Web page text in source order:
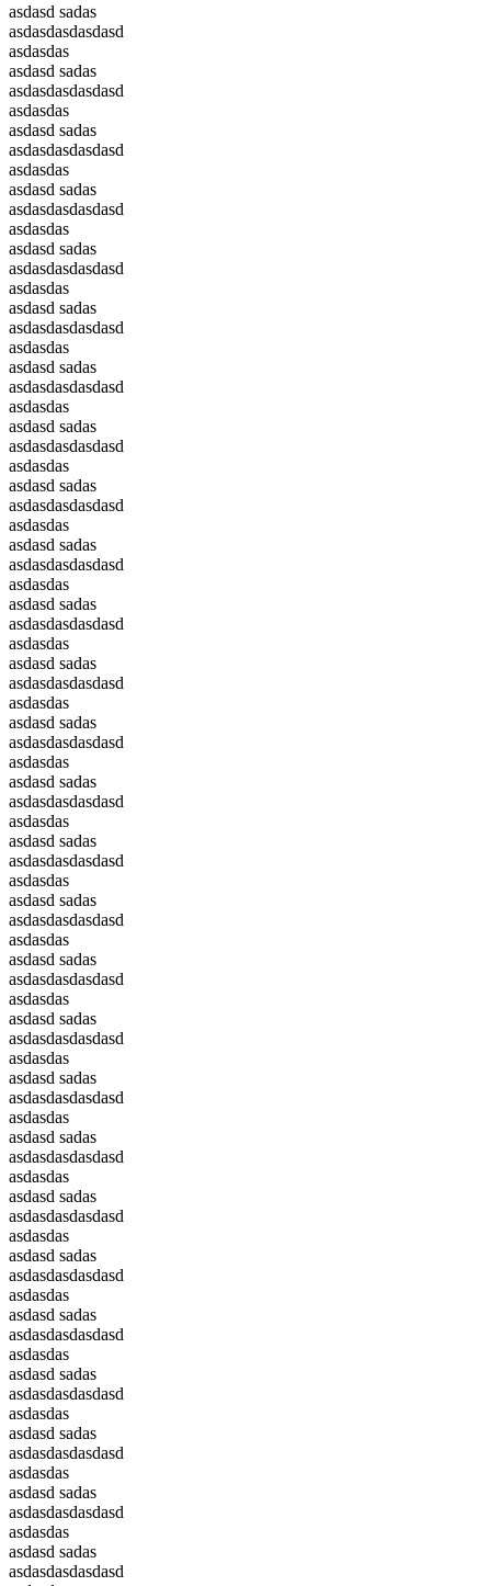
asdasd sadas
asdasdasdasdasd
asdasdas
asdasd sadas
asdasdasdasdasd
asdasdas
asdasd sadas
asdasdasdasdasd
asdasdas
asdasd sadas
asdasdasdasdasd
asdasdas
asdasd sadas
asdasdasdasdasd
asdasdas
asdasd sadas
asdasdasdasdasd
asdasdas
asdasd sadas
asdasdasdasdasd
asdasdas
asdasd sadas
asdasdasdasdasd
asdasdas
asdasd sadas
asdasdasdasdasd
asdasdas
asdasd sadas
asdasdasdasdasd
asdasdas
asdasd sadas
asdasdasdasdasd
asdasdas
asdasd sadas
asdasdasdasdasd
asdasdas
asdasd sadas
asdasdasdasdasd
asdasdas
asdasd sadas
asdasdasdasdasd
asdasdas
asdasd sadas
asdasdasdasdasd
asdasdas
asdasd sadas
asdasdasdasdasd
asdasdas
asdasd sadas
asdasdasdasdasd
asdasdas
asdasd sadas
asdasdasdasdasd
asdasdas
asdasd sadas
asdasdasdasdasd
asdasdas
asdasd sadas
asdasdasdasdasd
asdasdas
asdasd sadas
asdasdasdasdasd
asdasdas
asdasd sadas
asdasdasdasdasd
asdasdas
asdasd sadas
asdasdasdasdasd
asdasdas
asdasd sadas
asdasdasdasdasd
asdasdas
asdasd sadas
asdasdasdasdasd
asdasdas
asdasd sadas
asdasdasdasdasd
asdasdas
asdasd sadas
asdasdasdasdasd